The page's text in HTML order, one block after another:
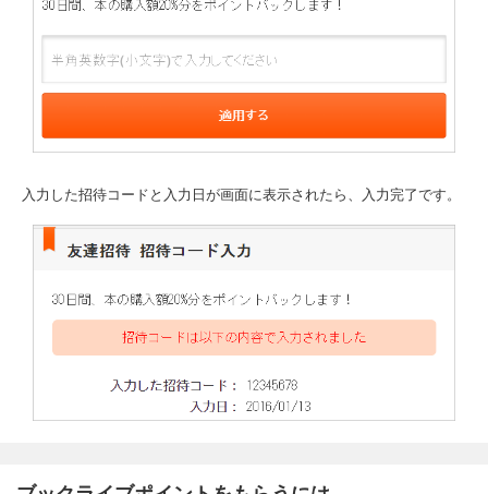
入力した招待コードと入力日が画面に表示されたら、入力完了です。